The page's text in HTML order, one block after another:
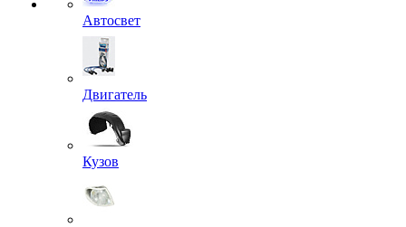
Автосвет
Двигатель
Кузов